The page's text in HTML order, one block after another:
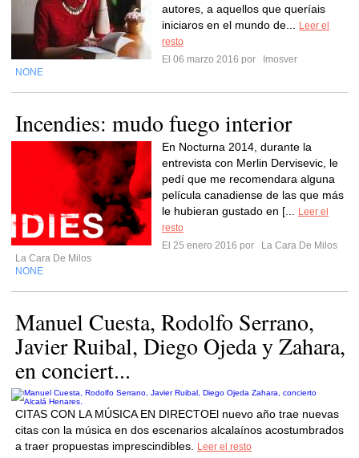
autores, a aquellos que queríais
iniciaros en el mundo de...
Leer el
resto
El 06 marzo 2016 por
Imosver
NONE
Incendies: mudo fuego interior
En Nocturna 2014, durante la
entrevista con Merlin Dervisevic, le
pedí que me recomendara alguna
película canadiense de las que más
le hubieran gustado en [...
Leer el
resto
El 25 enero 2016 por
La Cara De Milos
La Cara De Milos
NONE
Manuel Cuesta, Rodolfo Serrano,
Javier Ruibal, Diego Ojeda y Zahara,
en conciert...
CITAS CON LA MÚSICA EN DIRECTOEl nuevo año trae nuevas
citas con la música en dos escenarios alcalaínos acostumbrados
a traer propuestas imprescindibles.
Leer el resto